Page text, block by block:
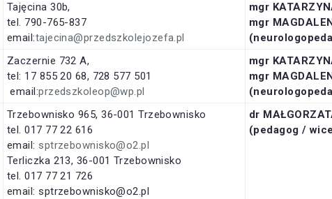
Tajęcina 30b,
tel. 790-765-837
email:tajecina@przedszkolejozefa.pl
mgr
mgr
Zaczernie 732 A,
tel: 17 855 20 68, 728 577 501
email:przedszkoleop@wp.pl
mgr
mgr
Trzebownisko 965, 36-001 Trzebownisko
tel. 017 77 22 616
email: sptrzebownisko@o2.pl
Terliczka 213, 36-001 Trzebownisko
tel. 017 77 21 726
email: sptrzebownisko@o2.pl
dr
(pedagog /